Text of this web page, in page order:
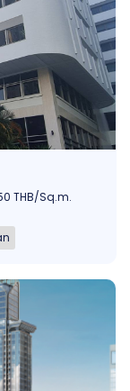
THB/Sq.m.